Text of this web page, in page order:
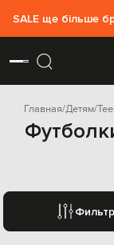
SALE ще більше
Главная Детям